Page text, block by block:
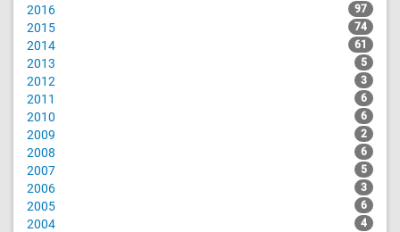
2016 97
2015 74
2014 61
2013 5
2012 3
2011 6
2010 6
2009 2
2008 6
2007 5
2006 3
2005 6
2004 4